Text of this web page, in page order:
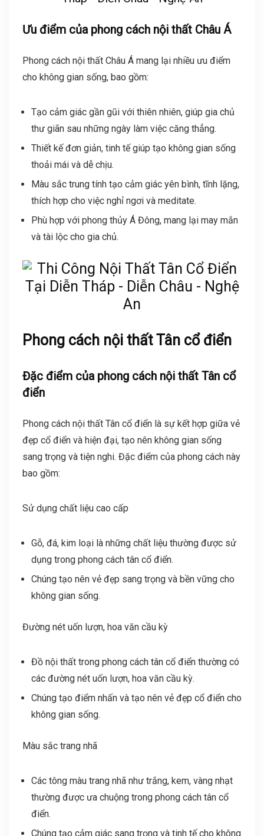
Ưu điểm của phong cách nội thất Châu Á
Phong cách nội thất Châu Á mang lại nhiều ưu điểm
cho không gian sống, bao gồm:
Tạo cảm giác gần gũi với thiên nhiên, giúp gia chủ
thư giãn sau những ngày làm việc căng thẳng.
Thiết kế đơn giản, tinh tế giúp tạo không gian sống
thoải mái và dễ chịu.
Màu sắc trung tính tạo cảm giác yên bình, tĩnh lặng,
thích hợp cho việc nghỉ ngơi và meditate.
Phù hợp với phong thủy Á Đông, mang lại may mắn
và tài lộc cho gia chủ.
Phong cách nội thất Tân cổ điển
Đặc điểm của phong cách nội thất Tân cổ
điển
Phong cách nội thất Tân cổ điển là sự kết hợp giữa vẻ
đẹp cổ điển và hiện đại, tạo nên không gian sống
sang trọng và tiện nghi. Đặc điểm của phong cách này
bao gồm:
Sử dụng chất liệu cao cấp
Gỗ, đá, kim loại là những chất liệu thường được sử
dụng trong phong cách tân cổ điển.
Chúng tạo nên vẻ đẹp sang trọng và bền vững cho
không gian sống.
Đường nét uốn lượn, hoa văn cầu kỳ
Đồ nội thất trong phong cách tân cổ điển thường có
các đường nét uốn lượn, hoa văn cầu kỳ.
Chúng tạo điểm nhấn và tạo nên vẻ đẹp cổ điển cho
không gian sống.
Màu sắc trang nhã
Các tông màu trang nhã như trắng, kem, vàng nhạt
thường được ưa chuộng trong phong cách tân cổ
điển.
Chúng tạo cảm giác sang trọng và tinh tế cho không